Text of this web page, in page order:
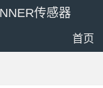
传感器
首页